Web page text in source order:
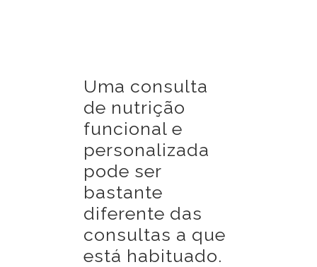
Uma consulta
de nutrição
funcional e
personalizada
pode ser
bastante
diferente das
consultas a que
está habituado.